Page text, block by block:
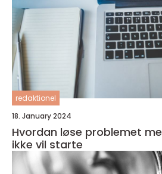
redaktionel
18. January 2024
Hvordan løse problemet
ikke vil starte